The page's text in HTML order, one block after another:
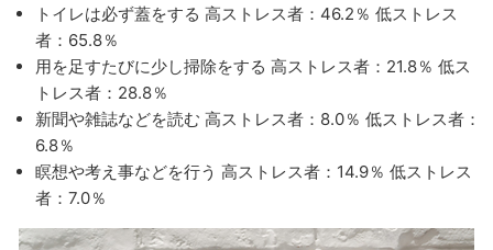
トイレは必ず蓋をする 高ストレス者：46.2％ 低ストレス
者：65.8％
用を足すたびに少し掃除をする 高ストレス者：21.8％ 低ス
トレス者：28.8％
新聞や雑誌などを読む 高ストレス者：8.0％ 低ストレス者：
6.8％
瞑想や考え事などを行う 高ストレス者：14.9％ 低ストレス
者：7.0％